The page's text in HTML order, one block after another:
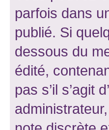
parfois dans
publié. Si
dessous du
édité,
pas s’il s’agit